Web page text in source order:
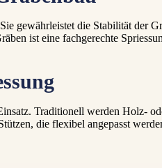
gewährleistet die Stabilität der
ist eine fachgerechte
Traditionell werden Holz-
die flexibel angepasst